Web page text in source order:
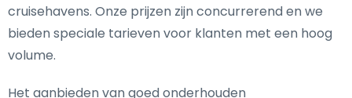
cruisehavens. Onze prijzen zijn concurrerend en we
bieden speciale tarieven voor klanten met een hoog
volume.
Het aanbieden van goed onderhouden